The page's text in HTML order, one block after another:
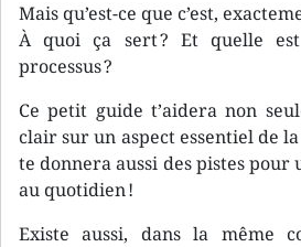
Mais qu’est-ce que c’est,
À quoi ça sert ? Et quelle
processus ?
Ce petit guide t’aidera non
clair sur un aspect essentiel de
te donnera aussi des pistes pour
au quotidien !
Existe aussi, dans la même